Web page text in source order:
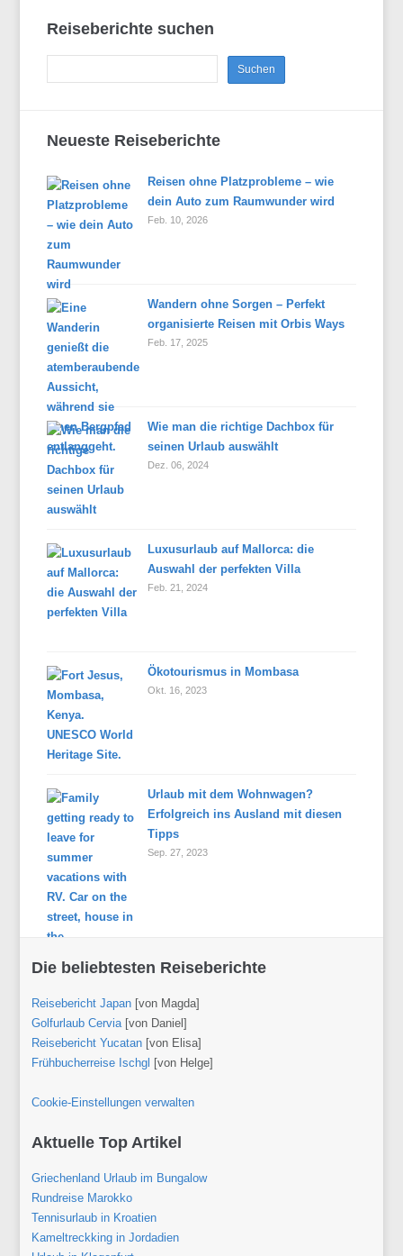
Reiseberichte suchen
Neueste Reiseberichte
Reisen ohne Platzprobleme – wie
dein Auto zum Raumwunder wird
Feb. 10, 2026
Wandern ohne Sorgen – Perfekt
organisierte Reisen mit Orbis Ways
Feb. 17, 2025
Wie man die richtige Dachbox für
seinen Urlaub auswählt
Dez. 06, 2024
Luxusurlaub auf Mallorca: die
Auswahl der perfekten Villa
Feb. 21, 2024
Ökotourismus in Mombasa
Okt. 16, 2023
Urlaub mit dem Wohnwagen?
Erfolgreich ins Ausland mit diesen
Tipps
Sep. 27, 2023
Die beliebtesten Reiseberichte
Reisebericht Japan[von Magda]
Golfurlaub Cervia[von Daniel]
Reisebericht Yucatan[von Elisa]
Frühbucherreise Ischgl [von Helge]
Cookie-Einstellungen verwalten
Aktuelle Top Artikel
Griechenland Urlaub im Bungalow
Rundreise Marokko
Tennisurlaub in Kroatien
Kameltreckking in Jordadien